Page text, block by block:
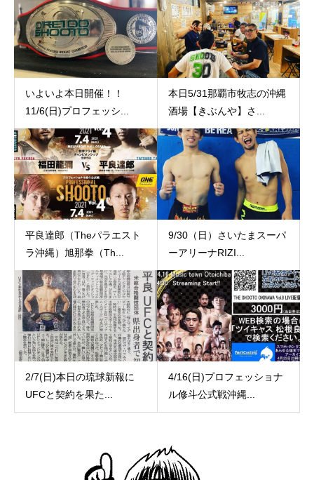
いよいよ本日開催！！
11/6(日)プロフェッシ...
本日5/31那覇市牧志の沖縄
酒場【きぶんや】さ...
平良達郎（Theパラエスト
ラ沖縄）旭那拳（Th...
9/30（日）さいたまスーパ
ーアリーナRIZI...
2/7(日)本日の琉球新報に
UFCと契約を果た...
4/16(日)プロフェッショナ
ル修斗公式戦沖縄...